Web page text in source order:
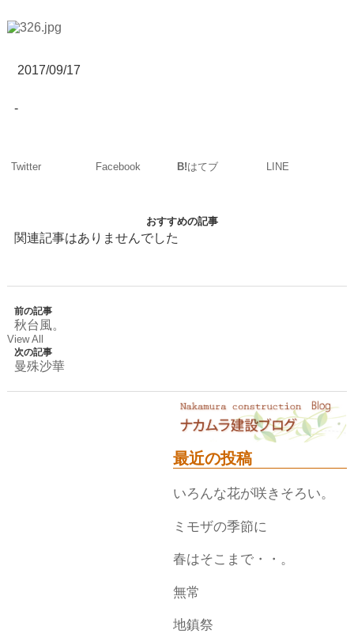
2017/09/17
-
Twitter Facebook B!はてブ LINE
おすすめの記事
関連記事はありませんでした
前の記事
秋台風。
View All
次の記事
曼殊沙華
最近の投稿
いろんな花が咲きそろい。
ミモザの季節に
春はそこまで・・。
無常
地鎮祭